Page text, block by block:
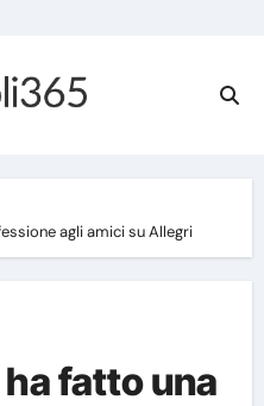
agli amici su Allegri
fatto una